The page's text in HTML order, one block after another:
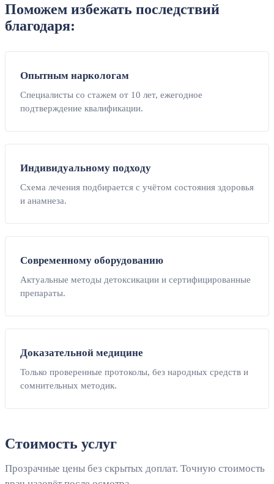
Поможем избежать последствий
благодаря:
Опытным наркологам
Специалисты со стажем от 10 лет, ежегодное
подтверждение квалификации.
Индивидуальному подходу
Схема лечения подбирается с учётом состояния здоровья
и анамнеза.
Современному оборудованию
Актуальные методы детоксикации и сертифицированные
препараты.
Доказательной медицине
Только проверенные протоколы, без народных средств и
сомнительных методик.
Стоимость услуг
Прозрачные цены без скрытых доплат. Точную стоимость